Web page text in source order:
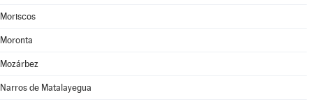
Moriscos
Moronta
Mozárbez
Narros de Matalayegua